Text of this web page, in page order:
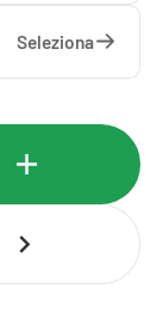
Seleziona